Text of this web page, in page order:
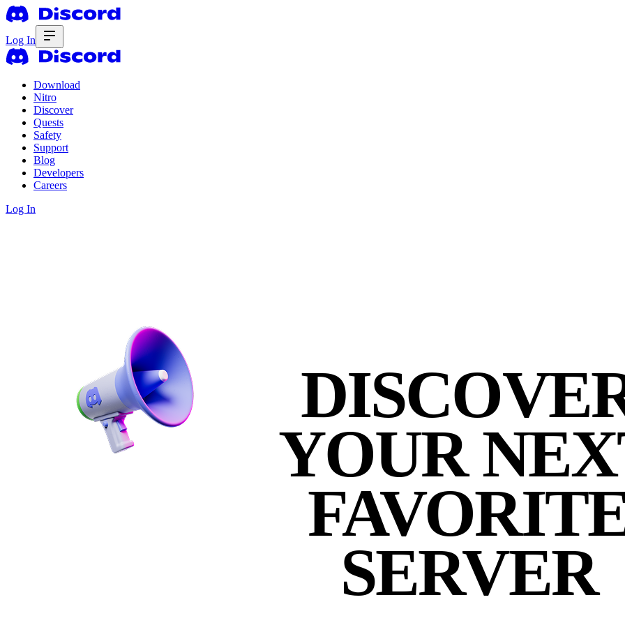
Log In
Download
Nitro
Discover
Quests
Safety
Support
Blog
Developers
Careers
Log In
YOUR
SERVER